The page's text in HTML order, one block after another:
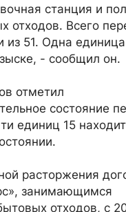
станция и
отходов. Всего
из 51. Одна
- сообщил он.
отметил
состояние
единиц 15
расторжения
занимающимся
отходов, с